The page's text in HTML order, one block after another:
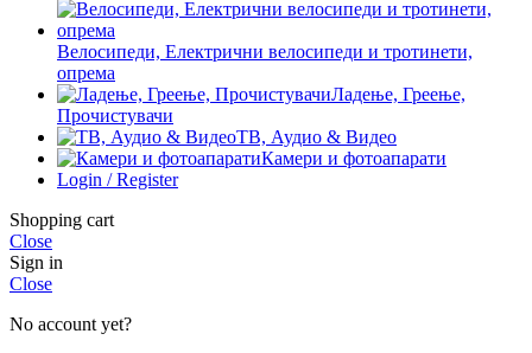
Велосипеди, Електрични велосипеди и тротинети,
опрема
Ладење, Греење,
Прочистувачи
ТВ, Аудио & Видео
Камери и фотоапарати
Login / Register
Shopping cart
Close
Sign in
Close
No account yet?